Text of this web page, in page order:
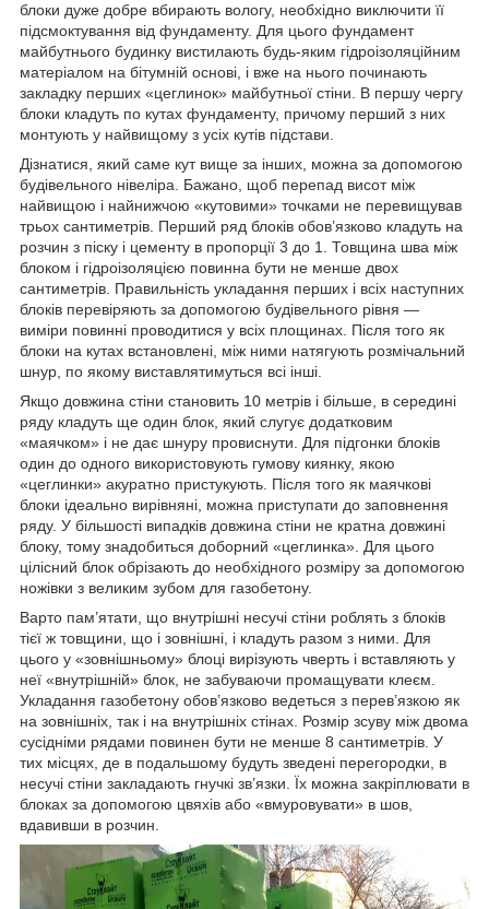
блоки дуже добре вбирають вологу, необхідно виключити її
підсмоктування від фундаменту. Для цього фундамент
майбутнього будинку вистилають будь-яким гідроізоляційним
матеріалом на бітумній основі, і вже на нього починають
закладку перших «цеглинок» майбутньої стіни. В першу чергу
блоки кладуть по кутах фундаменту, причому перший з них
монтують у найвищому з усіх кутів підстави.
Дізнатися, який саме кут вище за інших, можна за допомогою
будівельного нівеліра. Бажано, щоб перепад висот між
найвищою і найнижчою «кутовими» точками не перевищував
трьох сантиметрів. Перший ряд блоків обов’язково кладуть на
розчин з піску і цементу в пропорції 3 до 1. Товщина шва між
блоком і гідроізоляцією повинна бути не менше двох
сантиметрів. Правильність укладання перших і всіх наступних
блоків перевіряють за допомогою будівельного рівня —
виміри повинні проводитися у всіх площинах. Після того як
блоки на кутах встановлені, між ними натягують розмічальний
шнур, по якому виставлятимуться всі інші.
Якщо довжина стіни становить 10 метрів і більше, в середині
ряду кладуть ще один блок, який слугує додатковим
«маячком» і не дає шнуру провиснути. Для підгонки блоків
один до одного використовують гумову киянку, якою
«цеглинки» акуратно пристукують. Після того як маячкові
блоки ідеально вирівняні, можна приступати до заповнення
ряду. У більшості випадків довжина стіни не кратна довжині
блоку, тому знадобиться доборний «цеглинка». Для цього
цілісний блок обрізають до необхідного розміру за допомогою
ножівки з великим зубом для газобетону.
Варто пам’ятати, що внутрішні несучі стіни роблять з блоків
тієї ж товщини, що і зовнішні, і кладуть разом з ними. Для
цього у «зовнішньому» блоці вирізують чверть і вставляють у
неї «внутрішній» блок, не забуваючи промащувати клеєм.
Укладання газобетону обов’язково ведеться з перев’язкою як
на зовнішніх, так і на внутрішніх стінах. Розмір зсуву між двома
сусідніми рядами повинен бути не менше 8 сантиметрів. У
тих місцях, де в подальшому будуть зведені перегородки, в
несучі стіни закладають гнучкі зв’язки. Їх можна закріплювати в
блоках за допомогою цвяхів або «вмуровувати» в шов,
вдавивши в розчин.